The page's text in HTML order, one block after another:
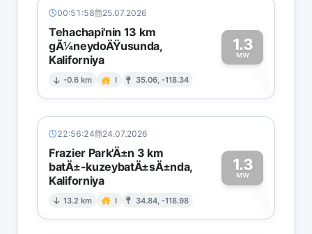
00:51:58 25.07.2026
Tehachapi'nin 13 km
gÃ¼neydoÄŸusunda,
Kaliforniya
-0.6 km I 35.06, -118.34
1.3
MW
1
22:56:24 24.07.2026
Frazier Park'Ä±n 3 km
batÄ±-kuzeybatÄ±sÄ±nda,
Kaliforniya
13.2 km I 34.84, -118.98
1.3
MW
1